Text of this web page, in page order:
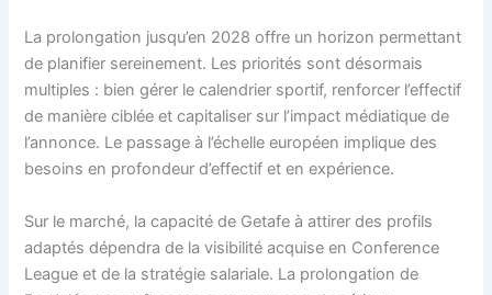
La prolongation jusqu’en 2028 offre un horizon permettant
de planifier sereinement. Les priorités sont désormais
multiples : bien gérer le calendrier sportif, renforcer l’effectif
de manière ciblée et capitaliser sur l’impact médiatique de
l’annonce. Le passage à l’échelle européen implique des
besoins en profondeur d’effectif et en expérience.
Sur le marché, la capacité de Getafe à attirer des profils
adaptés dépendra de la visibilité acquise en Conference
League et de la stratégie salariale. La prolongation de